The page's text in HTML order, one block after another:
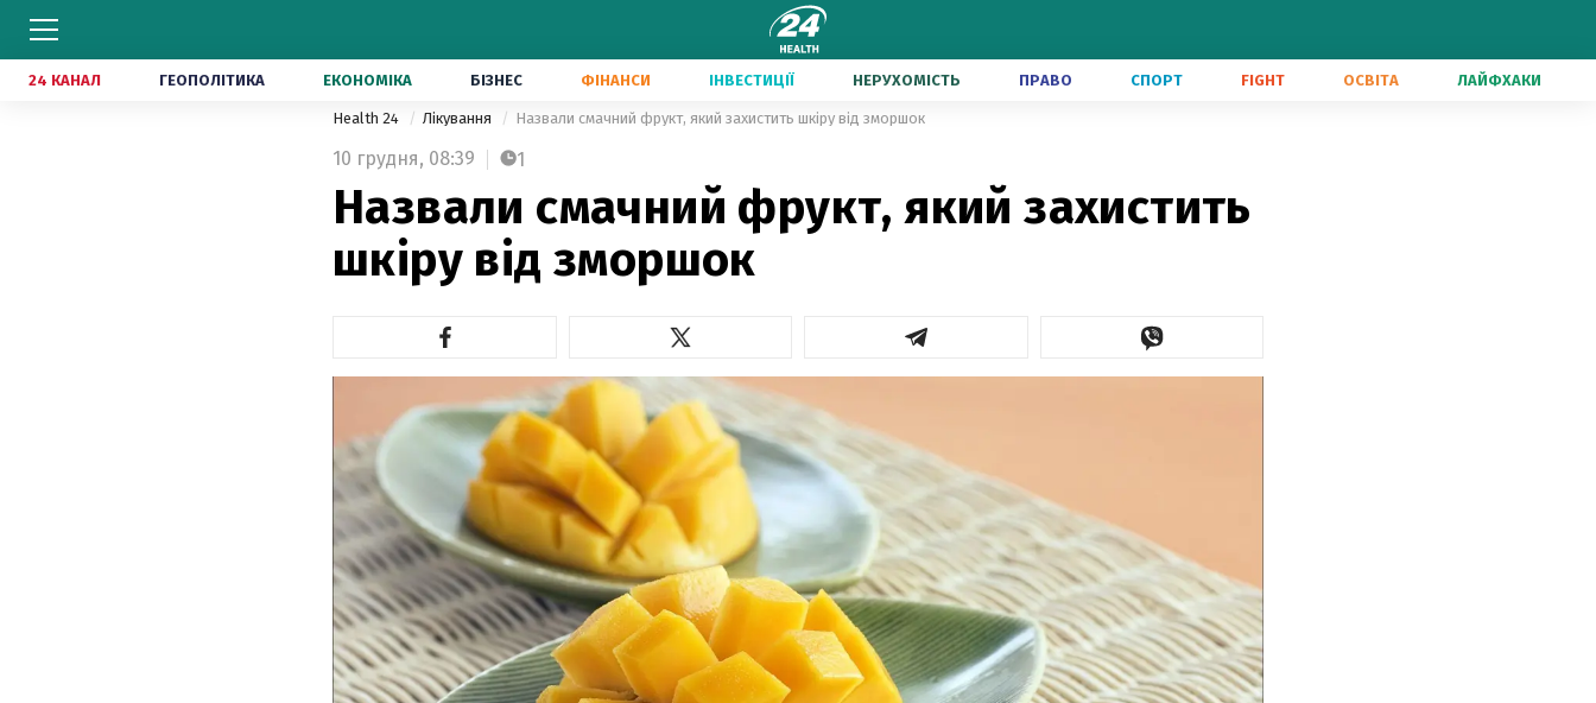
24 КАНАЛ ГЕОПОЛІТИКА ЕКОНОМІКА БІЗНЕС ФІНАНСИ ІНВЕСТИЦІЇ НЕРУХОМІСТЬ ПРАВО СПОРТ FIGHT ОСВІТА ЛАЙФХАКИ
Health 24 Лікування Назвали смачний фрукт, який захистить шкіру від зморшок
10 грудня, 08:39 1
Назвали смачний фрукт, який захистить
шкіру від зморшок